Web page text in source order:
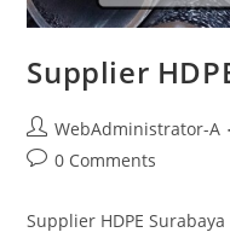
Supplier
WebAdministrator-A
0 Comments
Supplier HDPE